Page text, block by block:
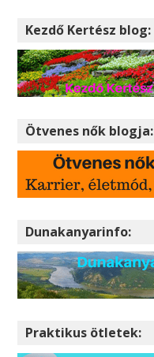
Kezdő Kertész blog:
Ötvenes nők blogja:
Dunakanyarinfo:
Praktikus ötletek: